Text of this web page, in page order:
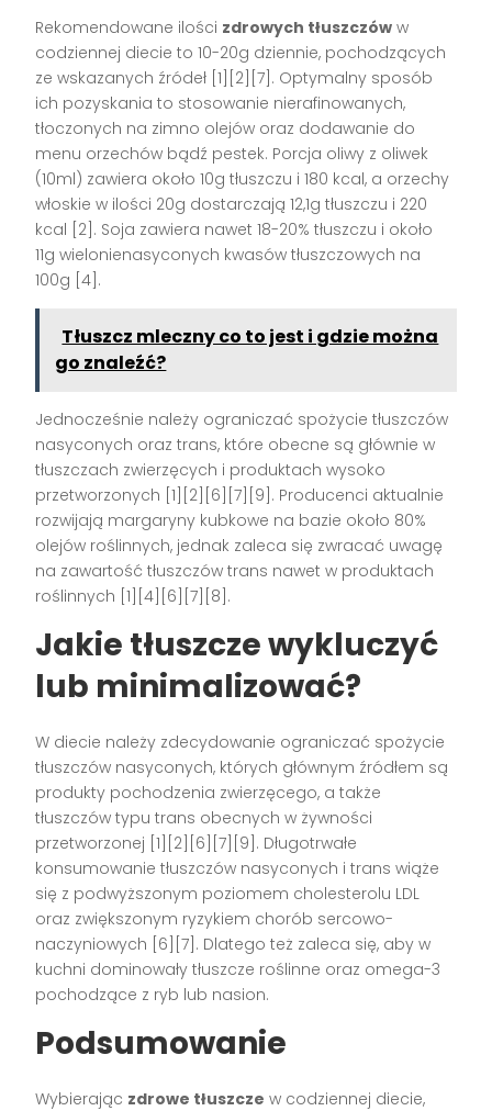
Rekomendowane ilości zdrowych tłuszczów w
codziennej diecie to 10-20g dziennie, pochodzących
ze wskazanych źródeł [1][2][7] . Optymalny sposób
ich pozyskania to stosowanie nierafinowanych,
tłoczonych na zimno olejów oraz dodawanie do
menu orzechów bądź pestek. Porcja oliwy z oliwek
(10ml) zawiera około 10g tłuszczu i 180 kcal, a orzechy
włoskie w ilości 20g dostarczają 12,1g tłuszczu i 220
kcal [2] . Soja zawiera nawet 18-20% tłuszczu i około
11g wielonienasyconych kwasów tłuszczowych na
100g [4] .
Tłuszcz mleczny co to jest i gdzie można
go znaleźć?
Jednocześnie należy ograniczać spożycie tłuszczów
nasyconych oraz trans, które obecne są głównie w
tłuszczach zwierzęcych i produktach wysoko
przetworzonych [1][2][6][7][9] . Producenci aktualnie
rozwijają margaryny kubkowe na bazie około 80%
olejów roślinnych, jednak zaleca się zwracać uwagę
na zawartość tłuszczów trans nawet w produktach
roślinnych [1][4][6][7][8] .
Jakie tłuszcze wykluczyć
lub minimalizować?
W diecie należy zdecydowanie ograniczać spożycie
tłuszczów nasyconych, których głównym źródłem są
produkty pochodzenia zwierzęcego, a także
tłuszczów typu trans obecnych w żywności
przetworzonej [1][2][6][7][9] . Długotrwałe
konsumowanie tłuszczów nasyconych i trans wiąże
się z podwyższonym poziomem cholesterolu LDL
oraz zwiększonym ryzykiem chorób sercowo-
naczyniowych [6][7] . Dlatego też zaleca się, aby w
kuchni dominowały tłuszcze roślinne oraz omega-3
pochodzące z ryb lub nasion.
Podsumowanie
Wybierając zdrowe tłuszcze w codziennej diecie,